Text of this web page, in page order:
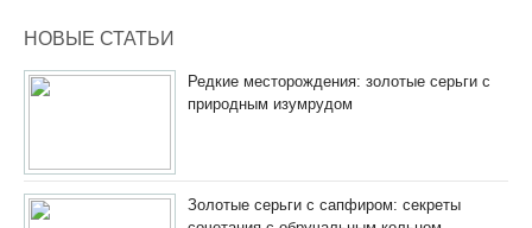
НОВЫЕ СТАТЬИ
Редкие месторождения: золотые серьги с
природным изумрудом
Золотые серьги с сапфиром: секреты